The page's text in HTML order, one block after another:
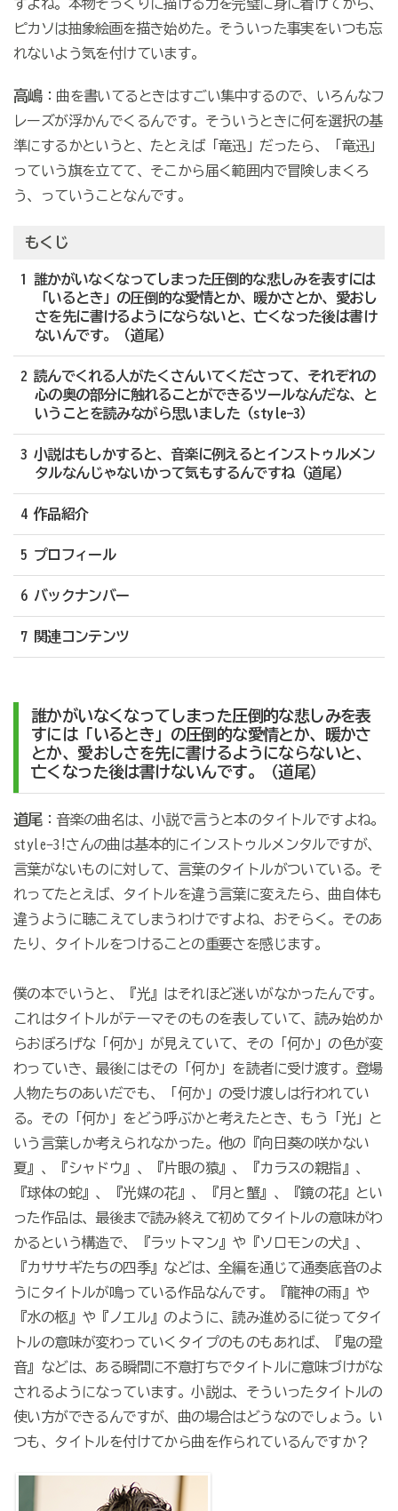
すよね。本物そっくりに描ける力を完璧に身に着けてから、
ピカソは抽象絵画を描き始めた。そういった事実をいつも忘
れないよう気を付けています。
高嶋：曲を書いてるときはすごい集中するので、いろんなフ
レーズが浮かんでくるんです。そういうときに何を選択の基
準にするかというと、たとえば「竜迅」だったら、「竜迅」
っていう旗を立てて、そこから届く範囲内で冒険しまくろ
う、っていうことなんです。
もくじ
1 誰かがいなくなってしまった圧倒的な悲しみを表すには
「いるとき」の圧倒的な愛情とか、暖かさとか、愛おし
さを先に書けるようにならないと、亡くなった後は書け
ないんです。（道尾）
2 読んでくれる人がたくさんいてくださって、それぞれの
心の奥の部分に触れることができるツールなんだな、と
いうことを読みながら思いました（style-3）
3 小説はもしかすると、音楽に例えるとインストゥルメン
タルなんじゃないかって気もするんですね（道尾）
4 作品紹介
5 プロフィール
6 バックナンバー
7 関連コンテンツ
誰かがいなくなってしまった圧倒的な悲しみを表
すには「いるとき」の圧倒的な愛情とか、暖かさ
とか、愛おしさを先に書けるようにならないと、
亡くなった後は書けないんです。（道尾）
道尾：音楽の曲名は、小説で言うと本のタイトルですよね。
style-3!さんの曲は基本的にインストゥルメンタルですが、
言葉がないものに対して、言葉のタイトルがついている。そ
れってたとえば、タイトルを違う言葉に変えたら、曲自体も
違うように聴こえてしまうわけですよね、おそらく。そのあ
たり、タイトルをつけることの重要さを感じます。
僕の本でいうと、『光』はそれほど迷いがなかったんです。
これはタイトルがテーマそのものを表していて、読み始めか
らおぼろげな「何か」が見えていて、その「何か」の色が変
わっていき、最後にはその「何か」を読者に受け渡す。登場
人物たちのあいだでも、「何か」の受け渡しは行われてい
る。その「何か」をどう呼ぶかと考えたとき、もう「光」と
いう言葉しか考えられなかった。他の『向日葵の咲かない
夏』、『シャドウ』、『片眼の猿』、『カラスの親指』、
『球体の蛇』、『光媒の花』、『月と蟹』、『鏡の花』とい
った作品は、最後まで読み終えて初めてタイトルの意味がわ
かるという構造で、『ラットマン』や『ソロモンの犬』、
『カササギたちの四季』などは、全編を通じて通奏底音のよ
うにタイトルが鳴っている作品なんです。『龍神の雨』や
『水の柩』や『ノエル』のように、読み進めるに従ってタイ
トルの意味が変わっていくタイプのものもあれば、『鬼の跫
音』などは、ある瞬間に不意打ちでタイトルに意味づけがな
されるようになっています。小説は、そういったタイトルの
使い方ができるんですが、曲の場合はどうなのでしょう。い
つも、タイトルを付けてから曲を作られているんですか？